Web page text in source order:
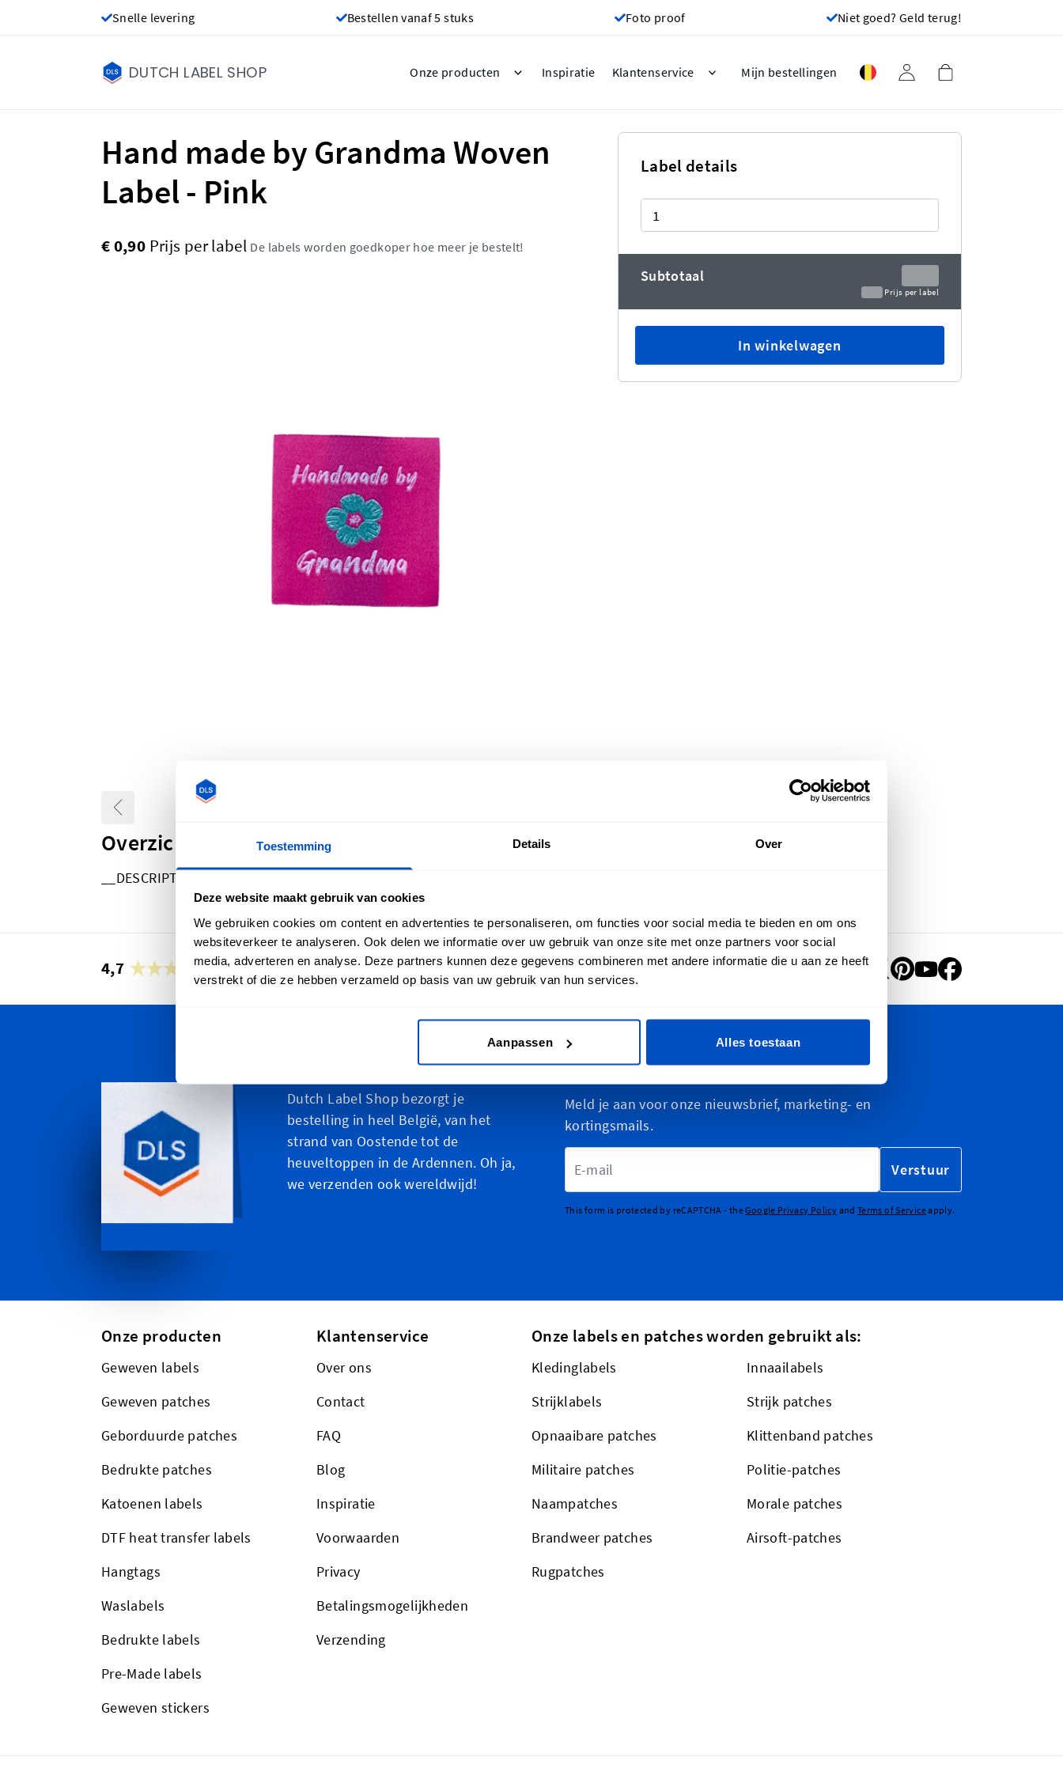
Toestemming Details Over
Deze website maakt gebruik van cookies
We gebruiken cookies om content en advertenties te personaliseren, om functies voor social media te bieden en om ons
websiteverkeer te analyseren. Ook delen we informatie over uw gebruik van onze site met onze partners voor social
media, adverteren en analyse. Deze partners kunnen deze gegevens combineren met andere informatie die u aan ze heeft
verstrekt of die ze hebben verzameld op basis van uw gebruik van hun services.
Aanpassen Alles toestaan
Snelle levering Bestellen vanaf 5 stuks Foto proof Niet goed? Geld terug!
DUTCH LABEL SHOP Onze producten Inspiratie Klantenservice Mijn bestellingen
Hand made by Grandma Woven
Label - Pink
€ 0,90 Prijs per label De labels worden goedkoper hoe meer je bestelt!
Overzicht
__DESCRIPTION-PREMADE_LABEL_PML-HAND-MADE-GRANDMA-PINK
Label details
Aantal
Subtotaal
Prijs per label
In winkelwagen
4,7 30.888 beoordelingen
Personaliseer je creaties
Dutch Label Shop bezorgt je
bestelling in heel België, van het
strand van Oostende tot de
heuveltoppen in de Ardennen. Oh ja,
we verzenden ook wereldwijd!
Aanmelden voor Nieuwsbrief
Meld je aan voor onze nieuwsbrief, marketing- en
kortingsmails.
Verstuur
This form is protected by reCAPTCHA - theGoogle Privacy Policy and Terms of Serviceapply.
Onze producten
Geweven labels
Geweven patches
Geborduurde patches
Bedrukte patches
Katoenen labels
DTF heat transfer labels
Hangtags
Waslabels
Bedrukte labels
Pre-Made labels
Geweven stickers
Klantenservice
Over ons
Contact
FAQ
Blog
Inspiratie
Voorwaarden
Privacy
Betalingsmogelijkheden
Verzending
Onze labels en patches worden gebruikt als:
Kledinglabels
Innaailabels
Strijklabels
Strijk patches
Opnaaibare patches
Klittenband patches
Militaire patches
Politie-patches
Naampatches
Morale patches
Brandweer patches
Airsoft-patches
Rugpatches